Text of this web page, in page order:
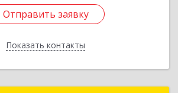
Отправить заявку
Показать контакты
Отправить заявку
Назад